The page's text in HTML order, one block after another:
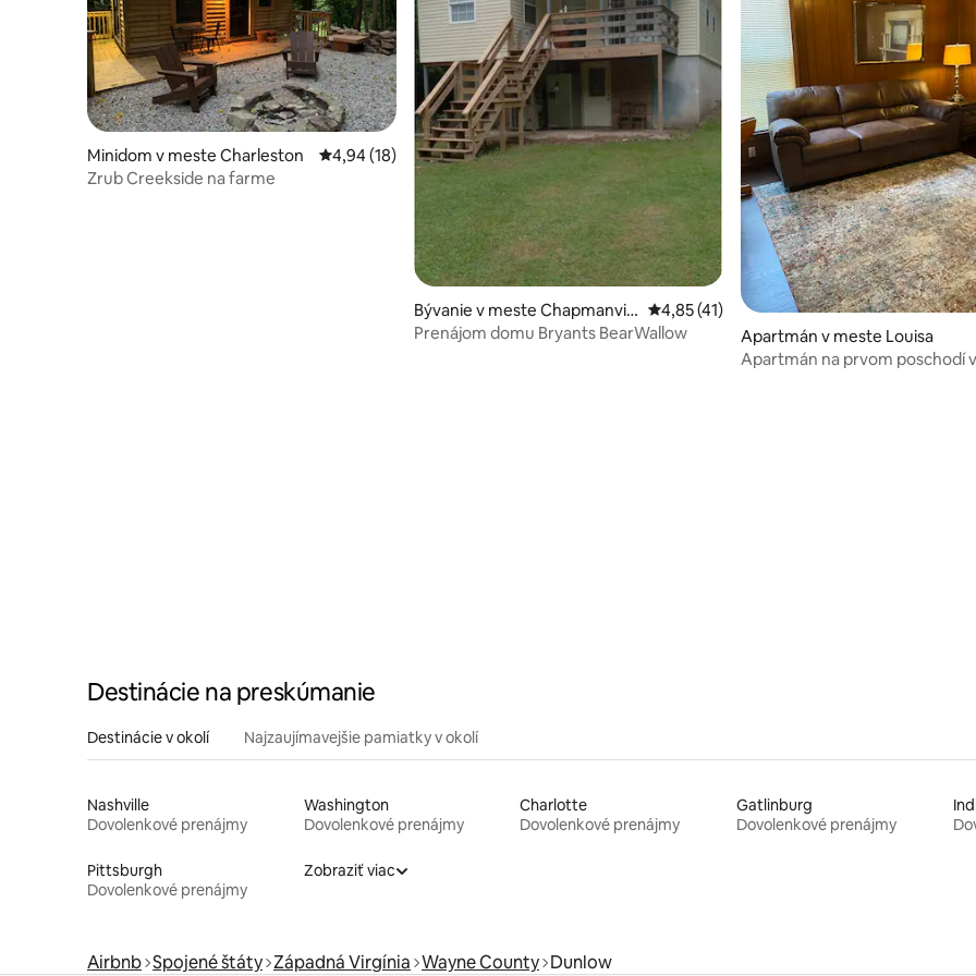
Minidom v meste Charleston Priemerné ohodnotenie 4,94 z 5, počet hodnotení: 18
4,94 (18)
Zrub Creekside na farme
Bývanie v meste Chapmanvill
e
Priemerné ohodnotenie 4,85 z 5, počet
4,85 (41)
Prenájom domu Bryants BearWallow
Apartmán v meste Louisa
Apartmán na prvom poschodí
Destinácie na preskúmanie
Destinácie v okolí Najzaujímavejšie pamiatky v okolí
Nashville
Dovolenkové prenájmy
Washington
Dovolenkové prenájmy
Charlotte
Dovolenkové prenájmy
Gatlinburg
Dovolenkové prenájmy
Pittsburgh
Dovolenkové prenájmy
Zobraziť viac
Airbnb Spojené štáty Západná Virgínia Wayne County Dunlow